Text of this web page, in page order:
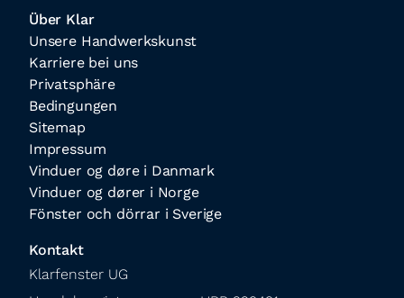
Über Klar
Unsere Handwerkskunst
Karriere bei uns
Privatsphäre
Bedingungen
Sitemap
Impressum
Vinduer og døre i Danmark
Vinduer og dører i Norge
Fönster och dörrar i Sverige
Kontakt
Klarfenster UG